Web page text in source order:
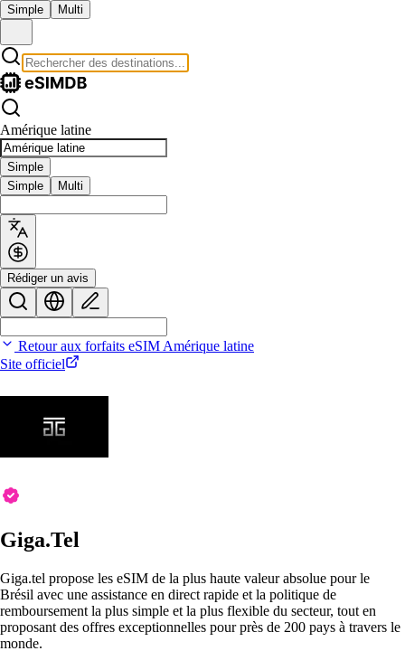
Simple Multi
Amérique latine
Simple
Simple
Multi
Rédiger un avis
Retour aux forfaits eSIM Amérique latine
Site officiel
Giga.Tel
Giga.tel propose les eSIM de la plus haute valeur absolue pour le
Brésil avec une assistance en direct rapide et la politique de
remboursement la plus simple et la plus flexible du secteur, tout en
proposant des offres exceptionnelles pour près de 200 pays à travers le
monde.